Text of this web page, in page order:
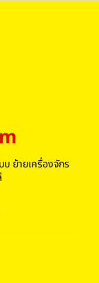
ย้ายเครื่องจักร